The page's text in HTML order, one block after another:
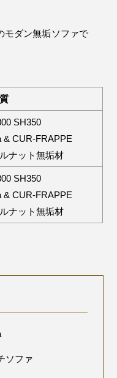
モダン無垢ソファで
SH350
& CUR-FRAPPE
ナット無垢材
SH350
& CUR-FRAPPE
ナット無垢材
ソファ